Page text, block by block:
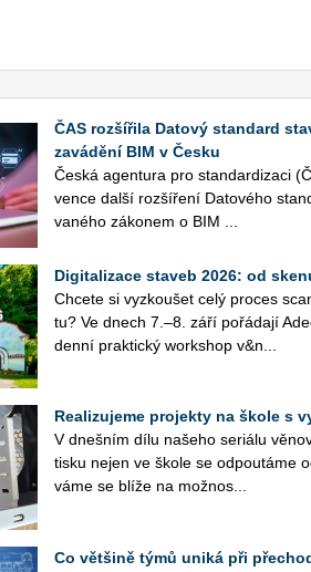
ČAS rozšířila Datový standard
zavádění BIM v Česku
Česká agen­tu­ra pro stan­dar­di­za­ci
ven­ce další roz­ší­ře­ní Da­to­vé­ho
va­né­ho zá­ko­nem o BIM ...
Digitalizace staveb 2026: od
Chce­te si vy­zkou­šet celý pro­ces
tu? Ve dnech 7.–8. září po­řá­da­jí
den­ní prak­tic­ký work­shop v&n...
Realizujeme projekty na škole s
V dneš­ním dílu na­še­ho se­ri­á­lu
tisku nejen ve škole se od­pou­tá­me
vá­me se blíže na mož­nos­...
Co většině týmů uniká při